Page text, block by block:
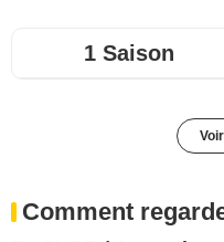
1 Saison
Comment